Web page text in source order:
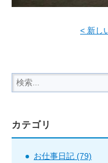
< 新し
カテゴリ
お仕事日記 (79)